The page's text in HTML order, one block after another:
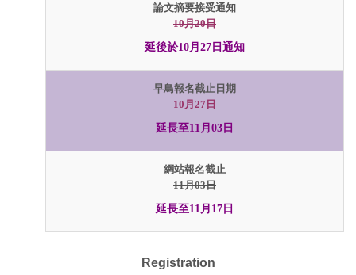
論文摘要接受通知
10月20日
延後於10月27日通知
早鳥報名截止日期
10月27日
延長至11月03日
網站報名截止
11月03日
延長至11月17日
Registration